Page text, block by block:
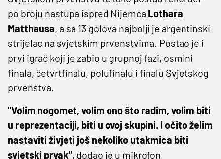
po broju nastupa ispred Nijemca Lothara
Matthausa, a sa 13 golova najbolji je argentinski
strijelac na svjetskim prvenstvima. Postao je i
prvi igrač koji je zabio u grupnoj fazi, osmini
finala, četvrtfinalu, polufinalu i finalu Svjetskog
prvenstva.
"Volim nogomet, volim ono što radim, volim biti
u reprezentaciji, biti u ovoj skupini. I očito želim
nastaviti živjeti još nekoliko utakmica biti
svjetski prvak", dodao je u mikrofon